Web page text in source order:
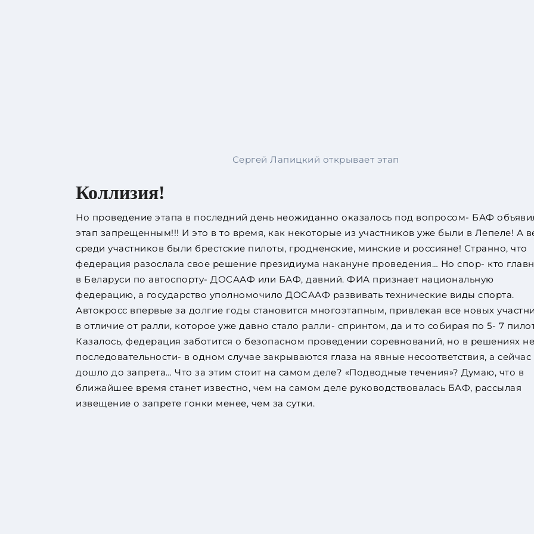
Сергей Лапицкий открывает этап
Коллизия!
Но проведение этапа в последний день неожиданно оказалось под вопросом- БАФ
этап запрещенным!!! И это в то время, как некоторые из участников уже были в Лепеле! А
среди участников были брестские пилоты, гродненские, минские и россияне! Странно, что
федерация разослала свое решение президиума накануне проведения… Но спор- кто
в Беларуси по автоспорту- ДОСААФ или БАФ, давний. ФИА признает национальную
федерацию, а государство уполномочило ДОСААФ развивать технические виды спорта.
Автокросс впервые за долгие годы становится многоэтапным, привлекая все новых
в отличие от ралли, которое уже давно стало ралли- спринтом, да и то собирая по 5- 7
Казалось, федерация заботится о безопасном проведении соревнований, но в решениях
последовательности- в одном случае закрываются глаза на явные несоответствия, а сейчас
дошло до запрета… Что за этим стоит на самом деле? «Подводные течения»? Думаю, что в
ближайшее время станет известно, чем на самом деле руководствовалась БАФ, рассылая
извещение о запрете гонки менее, чем за сутки.